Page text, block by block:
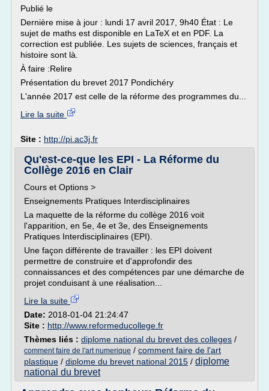
Publié le
Dernière mise à jour : lundi 17 avril 2017, 9h40 État : Le
sujet de maths est disponible en LaTeX et en PDF. La
correction est publiée. Les sujets de sciences, français et
histoire sont là.
À faire :Relire
Présentation du brevet 2017 Pondichéry
L'année 2017 est celle de la réforme des programmes du...
Lire la suite
Site : http://pi.ac3j.fr
Qu'est-ce-que les EPI - La Réforme du
Collège 2016 en Clair
Cours et Options >
Enseignements Pratiques Interdisciplinaires
La maquette de la réforme du collège 2016 voit
l'apparition, en 5e, 4e et 3e, des Enseignements
Pratiques Interdisciplinaires (EPI).
Une façon différente de travailler : les EPI doivent
permettre de construire et d'approfondir des
connaissances et des compétences par une démarche de
projet conduisant à une réalisation...
Lire la suite
Date: 2018-01-04 21:24:47
Site : http://www.reformeducollege.fr
Thèmes liés : diplome national du brevet des colleges /
comment faire de l'art numerique / comment faire de l'art
plastique / diplome du brevet national 2015 / diplome
national du brevet